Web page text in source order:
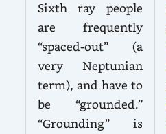
Sixth ray people
are frequently
“spaced-out” (a
very Neptunian
term), and have to
be “grounded.”
“Grounding” is